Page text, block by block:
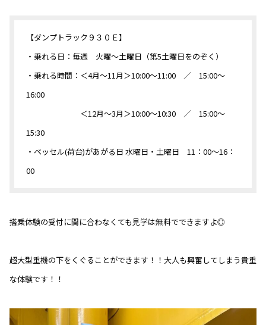
【ダンプトラック９３０Ｅ】
・乗れる日：毎週 火曜～土曜日（第5土曜日をのぞく）
・乗れる時間：＜4月～11月＞10:00～11:00 ／ 15:00～
16:00
＜12月～3月＞10:00～10:30 ／ 15:00～
15:30
・ベッセル(荷台)があがる日 水曜日・土曜日 11：00〜16：
00
搭乗体験の受付に間に合わなくても見学は無料でできますよ◎
超大型重機の下をくぐることができます！！大人も興奮してしまう貴重
な体験です！！